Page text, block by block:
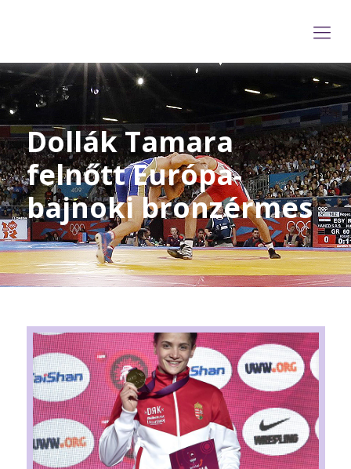
Dollák Tamara
felnőtt Európa-
bajnoki bronzérmes